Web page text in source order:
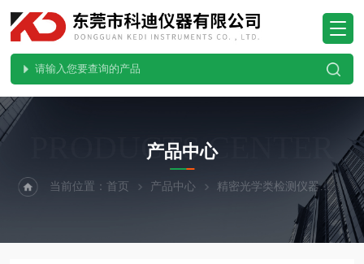
PRODUCTS CENTER
产品中心
当前位置：首页 产品中心 精密光学类检测仪器 玻